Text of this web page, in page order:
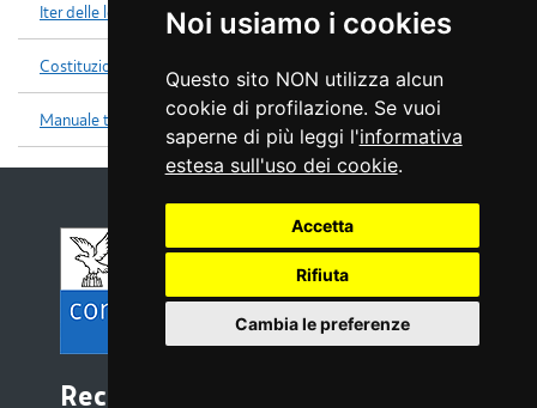
Noi usiamo i cookies
Questo sito NON utilizza alcun
cookie di profilazione. Se vuoi
saperne di più leggi l'informativa
estesa sull'uso dei cookie.
Accetta
Rifiuta
Cambia le preferenze
Iter delle leggi
Costituzione
Manuale tecniche legislative
Recapiti e contatti